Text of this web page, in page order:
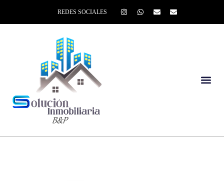
REDES SOCIALES